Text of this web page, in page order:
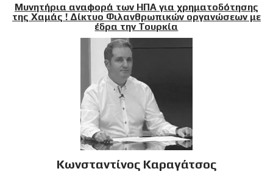
Μυνητήρια αναφορά των ΗΠΑ για χρηματοδότησης
της Χαμάς ! Δίκτυο Φιλανθρωπικών οργανώσεων με
έδρα την Τουρκία
Κωνσταντίνος Καραγάτσος